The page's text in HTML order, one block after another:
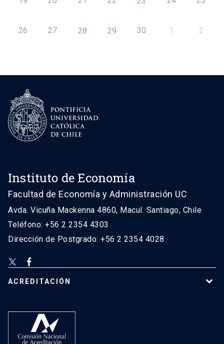
26 27 28 29 30 1 2
Instituto de Economía
Facultad de Economía y Administración UC
Avda. Vicuña Mackenna 4860, Macul. Santiago, Chile
Teléfono: +56 2 2354 4303
Dirección de Postgrado: +56 2 2354 4028
ACREDITACIÓN